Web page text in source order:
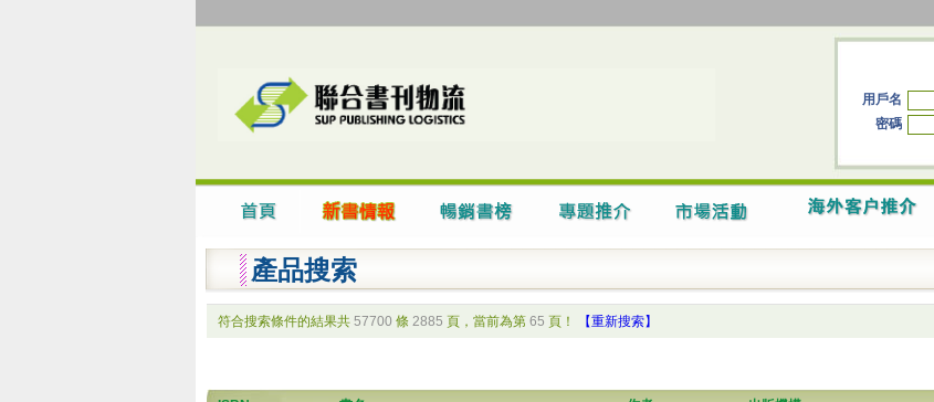
用戶名
密碼
產品搜索
符合搜索條件的結果共 57700 條 2885 頁，當前為第 65 頁！ 【重新搜索】